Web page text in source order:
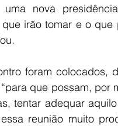
nova
irão tomar e o
foram colocados,
que possam,
tentar adequar
reunião muito